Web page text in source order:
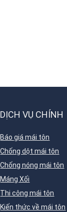
DỊCH VỤ CHÍNH
Báo giá mái tôn
Chống dột mái tôn
Chống nóng mái tôn
Máng Xối
Thi công mái tôn
Kiến thức về mái tôn